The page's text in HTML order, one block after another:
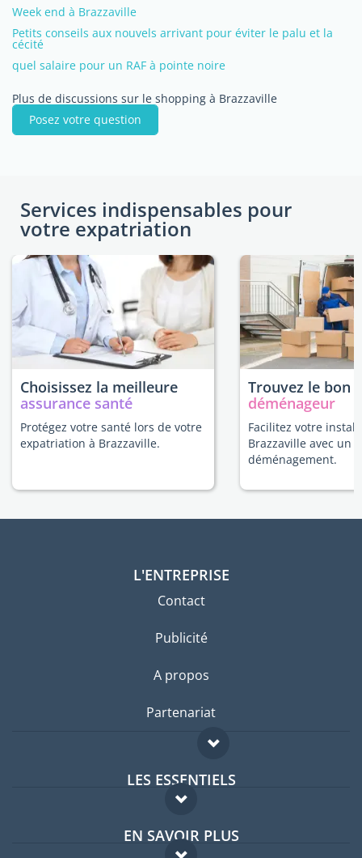
Week end à Brazzaville
Petits conseils aux nouvels arrivant pour éviter le palu et la
cécité
quel salaire pour un RAF à pointe noire
Plus de discussions sur le shopping à Brazzaville
Posez votre question
Services indispensables pour
votre expatriation
Choisissez la meilleure
assurance santé
Protégez votre santé lors de votre
expatriation à Brazzaville.
Trouvez le bon
déménageur
Facilitez votre
Brazzaville avec un
déménagement.
L'ENTREPRISE
Contact
Publicité
A propos
Partenariat
LES ESSENTIELS
Forum expatriés
Guides pays
EN SAVOIR PLUS